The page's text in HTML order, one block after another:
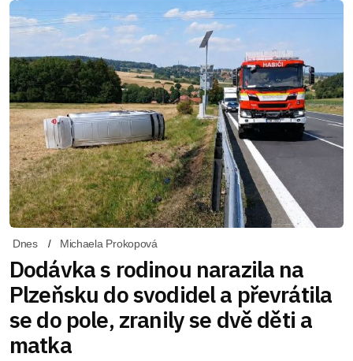
Dnes Michaela Prokopová
Dodávka s rodinou narazila na
Plzeňsku do svodidel a převrátila
se do pole, zranily se dvě děti a
matka